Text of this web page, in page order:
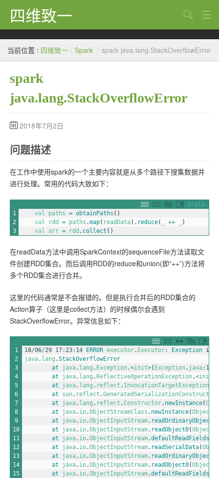
四维致一
Java
大数据
Python
Scala
GoLang
Tricks
想法
搜索
当前位置 : 四维致一 / Spark / spark java.lang.StackOverflowError
spark
java.lang.StackOverflowError
2018年7月2日
问题描述
在工作中使用spark的一个主要内容就是从多个路径下搜集数据并
进行处理。常用的代码大致如下：
Scala
1
2
3
val paths = obtainPaths ( )
val
rdd = paths .map( readData) . reduce( ++
)
val
arr = rdd . collect ( )
在readData方法中调用SparkContext的sequenceFile方法读取文
件创建RDD集合。而后调用RDD的reduce和union(即“++”)方法将
多个RDD集合进行合并。
这里的代码通常是不会报错的。但是执行合并后的RDD集合的
Action算子（这里是collect方法）的时候偶尔会遇到
StackOverflowError。异常信息如下：
1
2
3
4
5
6
7
8
9
10
11
12
13
14
15
18/06/29 17: 23: 14 ERROR executor. Executor: Exception in
java. lang .StackOverflowError
at java. lang . Exception.<init>( Exception. java: 102
at java. lang . ReflectiveOperationException.<init
at java. lang . reflect . InvocationTargetException
at sun. reflect .
at java. lang . reflect .Constructor. newInstance(
at java. io.ObjectStreamClass . newInstance(
at java. io.ObjectInputStream. readOrdinaryObject
at java. io.ObjectInputStream. readObject0(
at java. io.ObjectInputStream.defaultReadFields
at java. io.ObjectInputStream. readSerialData(
at java. io.ObjectInputStream. readOrdinaryObject
at java. io.ObjectInputStream. readObject0(
at java. io.ObjectInputStream.defaultReadFields